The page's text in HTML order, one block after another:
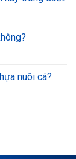
nuôi cá?